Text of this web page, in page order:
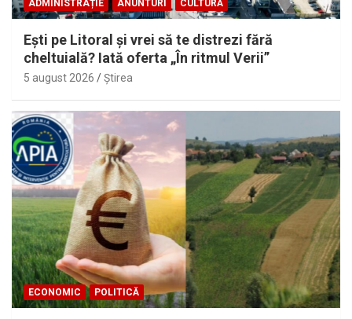
ADMINISTRAȚIE ANUNTURI CULTURĂ
Eşti pe Litoral şi vrei să te distrezi fără
cheltuială? Iată oferta „În ritmul Verii”
5 august 2026 Ştirea
ECONOMIC POLITICĂ